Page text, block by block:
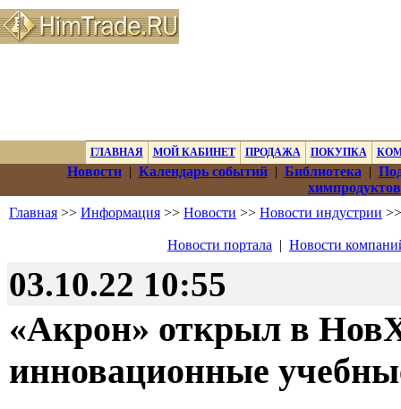
ГЛАВНАЯ МОЙ КАБИНЕТ ПРОДАЖА ПОКУПКА
Новости| Календарь событий| Библиотека |
химпродуктов
Главная >> Информация >> Новости >> Новости индустрии
Новости портала | Новости
03.10.22 10:55
«Акрон» открыл в
инновационные